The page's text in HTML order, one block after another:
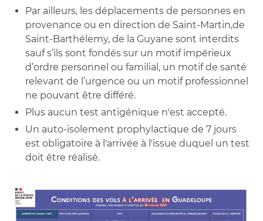
Par ailleurs, les déplacements de personnes en
provenance ou en direction de Saint-Martin,de
Saint-Barthélemy, de la Guyane sont interdits
sauf s’ils sont fondés sur un motif impérieux
d’ordre personnel ou familial, un motif de santé
relevant de l’urgence ou un motif professionnel
ne pouvant être différé.
Plus aucun test antigénique n'est accepté.
Un auto-isolement prophylactique de 7 jours
est obligatoire à l'arrivée à l'issue duquel un test
doit être réalisé.